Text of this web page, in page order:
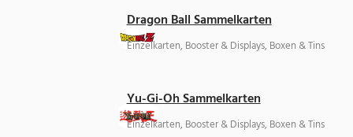
Dragon Ball Sammelkarten
Einzelkarten, Booster & Displays, Boxen & Tins
Yu-Gi-Oh Sammelkarten
Einzelkarten, Booster & Displays, Boxen & Tins